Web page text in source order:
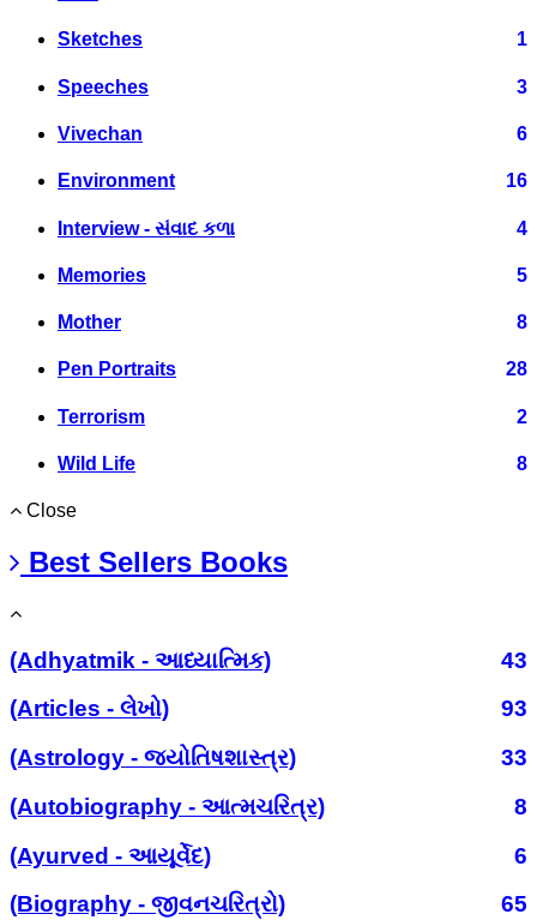
Sketches 1
Speeches 3
Vivechan 6
Environment 16
Interview - સંવાદ કળા 4
Memories 5
Mother 8
Pen Portraits 28
Terrorism 2
Wild Life 8
Close
Best Sellers Books
(Adhyatmik - આધ્યાત્મિક)
43
(Articles - લેખો)
93
(Astrology - જ્યોતિષશાસ્ત્ર)
33
(Autobiography - આત્મચરિત્ર)
8
(Ayurved - આયૂર્વેદ)
6
(Biography - જીવનચરિત્રો)
65